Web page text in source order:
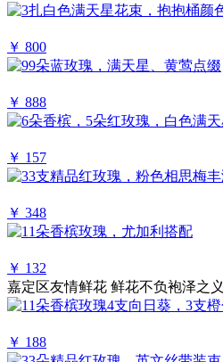
￥ 800
￥ 888
￥ 157
￥ 348
￥ 132
嘉定区友情鲜花 鲜花不负袍泽之义
￥ 188